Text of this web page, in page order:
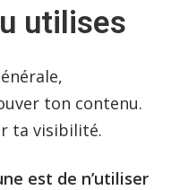
utilises
ton contenu.
ta visibilité.
est de n’utiliser